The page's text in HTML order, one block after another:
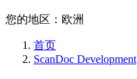
您的地区： 欧洲
首页
ScanDoc Development